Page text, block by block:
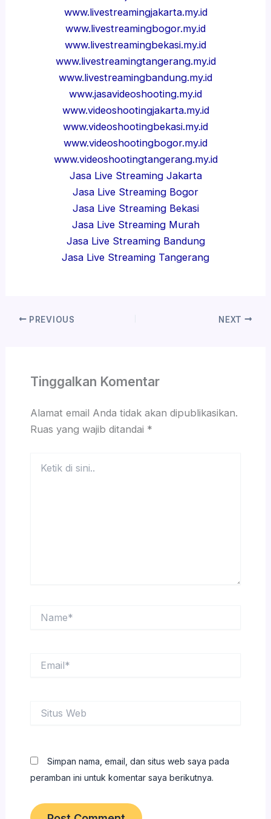
www.livestreamingjakarta.my.id
www.livestreamingbogor.my.id
www.livestreamingbekasi.my.id
www.livestreamingtangerang.my.id
www.livestreamingbandung.my.id
www.jasavideoshooting.my.id
www.videoshootingjakarta.my.id
www.videoshootingbekasi.my.id
www.videoshootingbogor.my.id
www.videoshootingtangerang.my.id
Jasa Live Streaming Jakarta
Jasa Live Streaming Bogor
Jasa Live Streaming Bekasi
Jasa Live Streaming Murah
Jasa Live Streaming Bandung
Jasa Live Streaming Tangerang
PREVIOUS NEXT
Tinggalkan Komentar
Alamat email Anda tidak akan dipublikasikan.
Ruas yang wajib ditandai *
Web
Simpan nama, email, dan situs web saya pada
peramban ini untuk komentar saya berikutnya.